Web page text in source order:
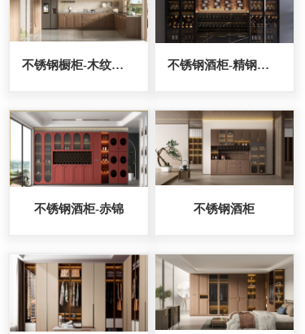
不锈钢橱柜-木纹金刚 不锈钢酒柜-精钢卫士
不锈钢酒柜-赤锦 不锈钢酒柜